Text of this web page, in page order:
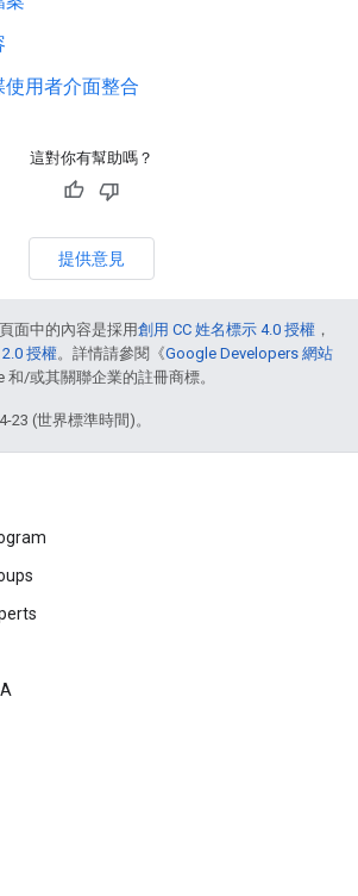
用者介面整合
這對你有幫助嗎？
提供意見
面中的內容是採用創用 CC 姓名標示 4.0 授權 ，
授權。詳情請參閱《Google Developers 網站
和/或其關聯企業的註冊商標。
23 (世界標準時間)。